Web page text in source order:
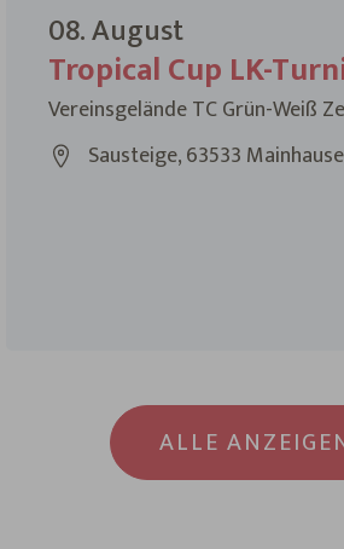
08. August
Tropical Cup LK-
Vereinsgelände TC Grün-Weiß
Sausteige, 63533
ALLE